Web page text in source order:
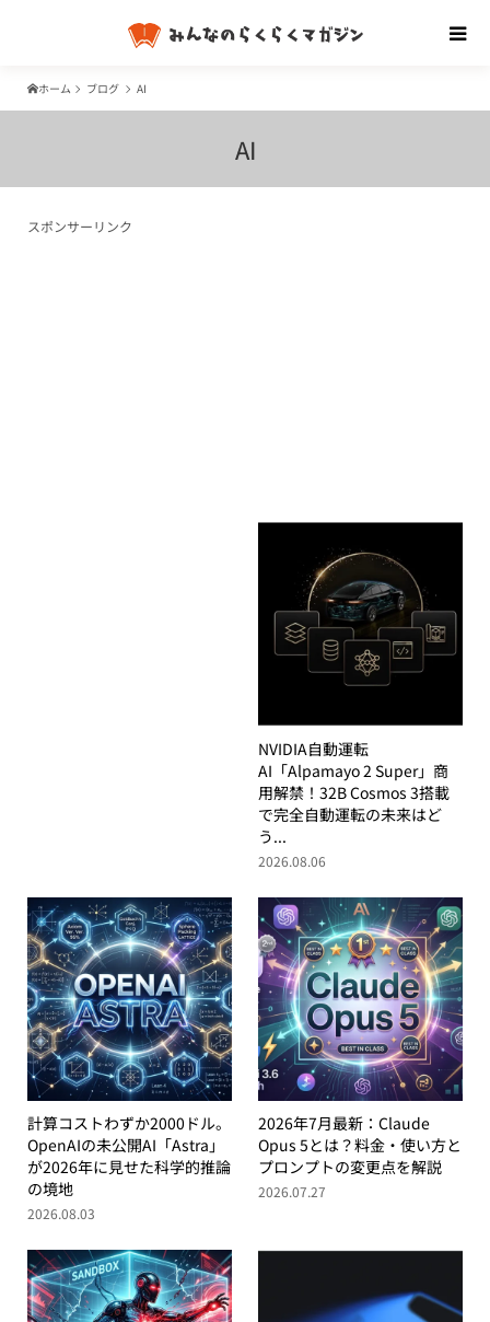
ホーム ブログ AI
AI
スポンサーリンク
NVIDIA自動運転
AI「Alpamayo 2 Super」商
用解禁！32B Cosmos 3搭載
で完全自動運転の未来はど
う...
2026.08.06
計算コストわずか2000ドル。
OpenAIの未公開AI「Astra」
が2026年に見せた科学的推論
の境地
2026.08.03
2026年7月最新：Claude
Opus 5とは？料金・使い方と
プロンプトの変更点を解説
2026.07.27